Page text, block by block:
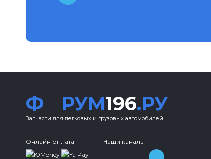
Ф РУМ196.РУ
Запчасти для легковых и грузовых автомобилей
Онлайн оплата Наши каналы